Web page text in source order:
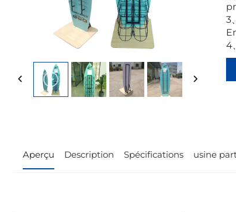
3、
4、
Aperçu Description Spécifications usine